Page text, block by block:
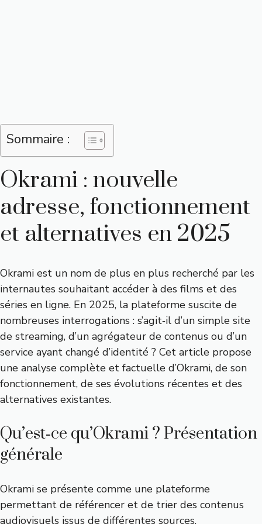
Sommaire :
Okrami : nouvelle
adresse, fonctionnement
et alternatives en 2025
Okrami est un nom de plus en plus recherché par les
internautes souhaitant accéder à des films et des
séries en ligne. En 2025, la plateforme suscite de
nombreuses interrogations : s’agit‑il d’un simple site
de streaming, d’un agrégateur de contenus ou d’un
service ayant changé d’identité ? Cet article propose
une analyse complète et factuelle d’Okrami, de son
fonctionnement, de ses évolutions récentes et des
alternatives existantes.
Qu’est‑ce qu’Okrami ? Présentation
générale
Okrami se présente comme une plateforme
permettant de référencer et de trier des contenus
audiovisuels issus de différentes sources.